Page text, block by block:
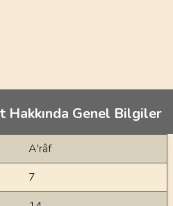
Hakkında Genel Bilgiler
A'râf
7